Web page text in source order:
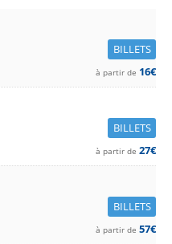
BILLETS
à partir de 16€
BILLETS
à partir de 27€
BILLETS
à partir de 57€